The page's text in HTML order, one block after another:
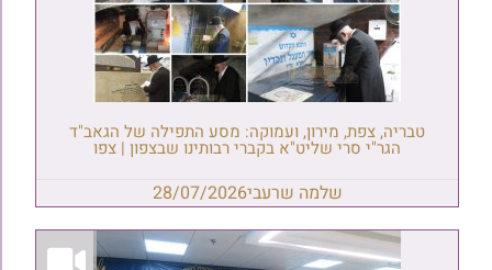
טבריה, צפת, מירון, ועמוקה: מסע התפילה של הגאב"ד
הגר"י סרי שליט"א בקברי רבותינו שבצפון | צפו
שלמה שרעבי28/07/2026